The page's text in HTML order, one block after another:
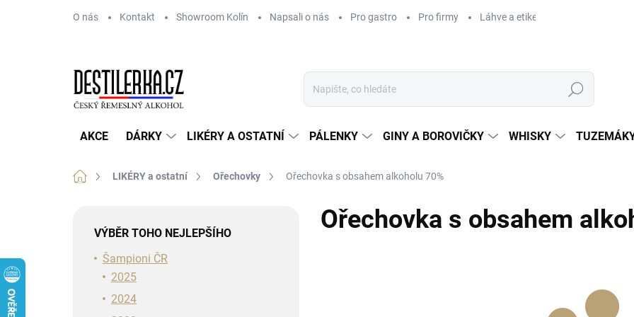
O nás Kontakt Showroom Kolín Napsali o nás Pro gastro Pro firmy Láhve a etikety na míru
Hledat
AKCE DÁRKY LIKÉRY A OSTATNÍ PÁLENKY GINY A BOROVIČKY WHISKY
Domů LIKÉRY a ostatní Ořechovky Ořechovka s obsahem alkoholu 70%
VÝBĚR TOHO NEJLEPŠÍHO
Šampioni ČR
2025
2024
Ořechovka s obsahem